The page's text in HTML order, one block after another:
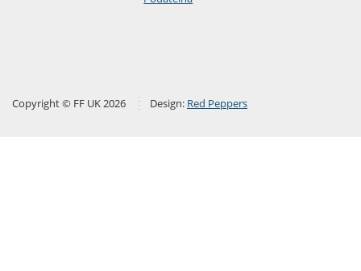
Copyright © FF UK 2026 Design: Red Peppers